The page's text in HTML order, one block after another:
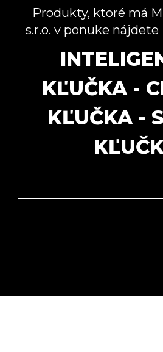
Produkty, ktoré má
s.r.o. v ponuke
KĽUČKA -
KĽUČKA -